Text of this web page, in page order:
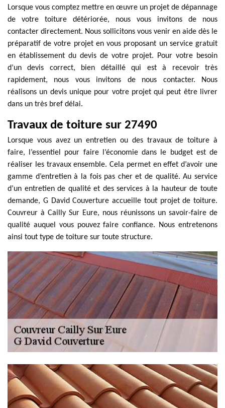
Lorsque vous comptez mettre en œuvre un projet de dépannage
de votre toiture détériorée, nous vous invitons de nous
contacter directement. Nous sollicitons vous venir en aide dès le
préparatif de votre projet en vous proposant un service gratuit
en établissement du devis de votre projet. Pour votre besoin
d’un devis correct, bien détaillé qui est à recevoir très
rapidement, nous vous invitons de nous contacter. Nous
réalisons un devis unique pour votre projet qui peut être livrer
dans un très bref délai.
Travaux de toiture sur 27490
Lorsque vous avez un entretien ou des travaux de toiture à
faire, l’essentiel pour faire l’économie dans le budget est de
réaliser les travaux ensemble. Cela permet en effet d’avoir une
gamme d’entretien à la fois pas cher et de qualité. Au service
d’un entretien de qualité et des services à la hauteur de toute
demande, G David Couverture accueille tout projet de toiture.
Couvreur à Cailly Sur Eure, nous réunissons un savoir-faire de
qualité auquel vous pouvez faire confiance. Nous entretenons
ainsi tout type de toiture sur toute structure.